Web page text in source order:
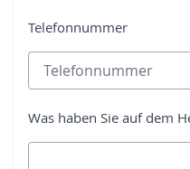
Telefonnummer
Was haben Sie auf dem